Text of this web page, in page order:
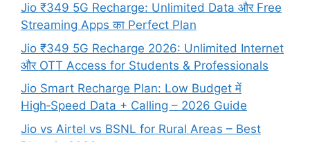
Jio ₹349 5G Recharge: Unlimited Data और Free
Streaming Apps का Perfect Plan
Jio ₹349 5G Recharge 2026: Unlimited Internet
और OTT Access for Students & Professionals
Jio Smart Recharge Plan: Low Budget में
High‑Speed Data + Calling – 2026 Guide
Jio vs Airtel vs BSNL for Rural Areas – Best